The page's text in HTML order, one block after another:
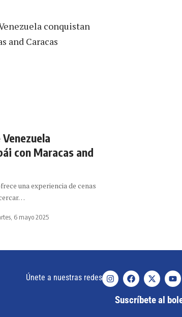
con Maracas and
una experiencia de cenas
6 mayo 2025
Únete a nuestras redes
Suscríbete al